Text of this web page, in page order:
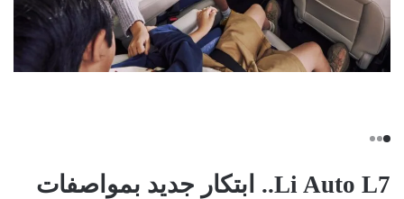
Li Auto L7.. ابتكار جديد بمواصفات